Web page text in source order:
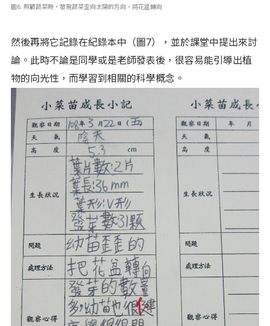
圖6. 照顧蔬菜時，發現蔬菜歪向太陽的方向，將花盆轉向
然後再將它記錄在紀錄本中（圖7），並於課堂中提出來討
論。此時不論是同學或是老師發表後，很容易能引導出植
物的向光性，而學習到相關的科學概念。